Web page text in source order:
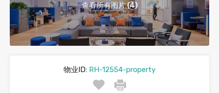
查看所有图片 (4)
物业ID: RH-12554-property